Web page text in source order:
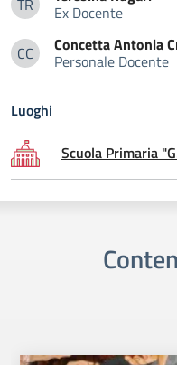
TRTeresina Rugari
Ex Docente
CCConcetta Antonia Crai
Concetta Antonia
Personale Docente
Luoghi
Scuola Primaria